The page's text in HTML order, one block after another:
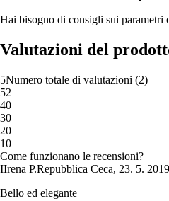
Hai bisogno di consigli sui parametri
Valutazioni del
5Numero totale di valutazioni (2)
52
40
30
20
10
Come funzionano le recensioni?
IIrena P.Repubblica Ceca, 23. 5. 2019
Bello ed elegante